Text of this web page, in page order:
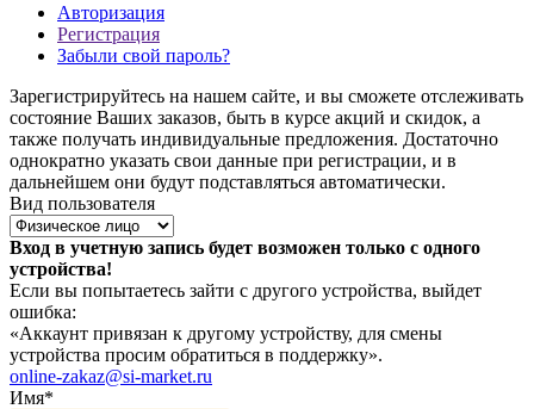
Авторизация
Регистрация
Забыли свой пароль?
Зарегистрируйтесь на нашем сайте, и вы сможете отслеживать
состояние Ваших заказов, быть в курсе акций и скидок, а
также получать индивидуальные предложения. Достаточно
однократно указать свои данные при регистрации, и в
дальнейшем они будут подставляться автоматически.
Вид пользователя
Вход в учетную запись будет возможен только с одного
устройства!
Если вы попытаетесь зайти с другого устройства, выйдет
ошибка:
«Аккаунт привязан к другому устройству, для смены
устройства просим обратиться в поддержку».
online-zakaz@si-market.ru
Имя*